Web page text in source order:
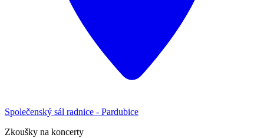
Společenský sál radnice - Pardubice
Zkoušky na koncerty